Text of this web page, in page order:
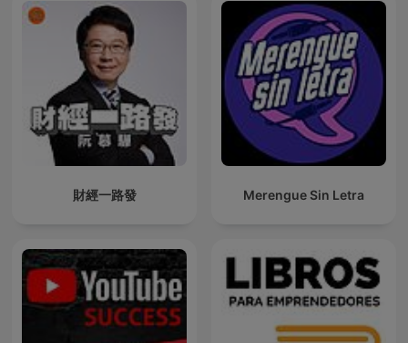
財經一路發 Merengue Sin Letra